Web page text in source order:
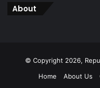
About
© Copyright 2026,
Home
About Us